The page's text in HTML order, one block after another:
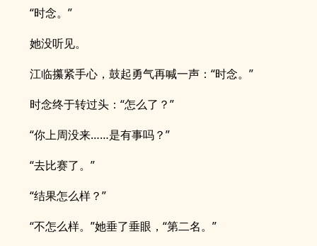
“时念。”
她没听见。
江临攥紧手心，鼓起勇气再喊一声：“时念。”
时念终于转过头：“怎么了？”
“你上周没来……是有事吗？”
“去比赛了。”
“结果怎么样？”
“不怎么样。”她垂了垂眼，“第二名。”